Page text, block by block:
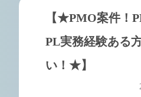
【★PMO案件！
PL実務経験ある
い！★】